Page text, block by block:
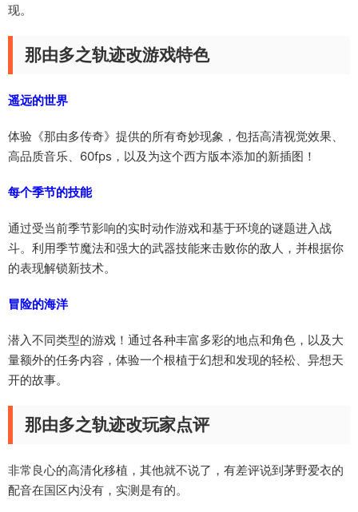
现。
那由多之轨迹改游戏特色
遥远的世界
体验《那由多传奇》提供的所有奇妙现象，包括高清视觉效果、
高品质音乐、60fps，以及为这个西方版本添加的新插图！
每个季节的技能
通过受当前季节影响的实时动作游戏和基于环境的谜题进入战
斗。利用季节魔法和强大的武器技能来击败你的敌人，并根据你
的表现解锁新技术。
冒险的海洋
潜入不同类型的游戏！通过各种丰富多彩的地点和角色，以及大
量额外的任务内容，体验一个根植于幻想和发现的轻松、异想天
开的故事。
那由多之轨迹改玩家点评
非常良心的高清化移植，其他就不说了，有差评说到茅野爱衣的
配音在国区内没有，实测是有的。